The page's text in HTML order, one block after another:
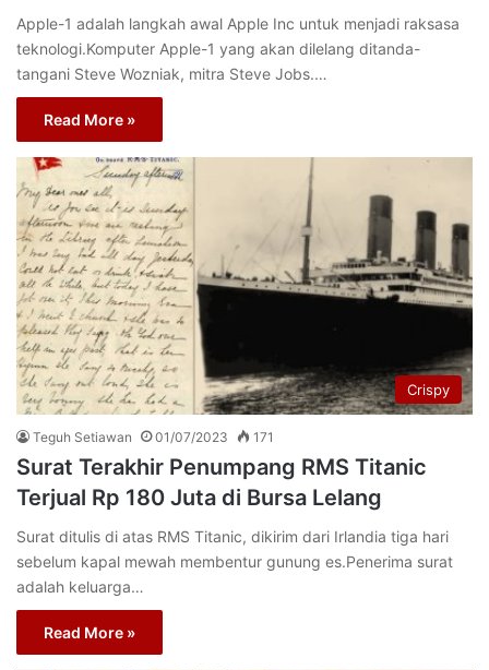
Apple-1 adalah langkah awal Apple Inc untuk menjadi raksasa
teknologi.Komputer Apple-1 yang akan dilelang ditanda-
tangani Steve Wozniak, mitra Steve Jobs.…
Read More »
Crispy
Teguh Setiawan 01/07/2023 171
Surat Terakhir Penumpang RMS Titanic
Terjual Rp 180 Juta di Bursa Lelang
Surat ditulis di atas RMS Titanic, dikirim dari Irlandia tiga hari
sebelum kapal mewah membentur gunung es.Penerima surat
adalah keluarga…
Read More »